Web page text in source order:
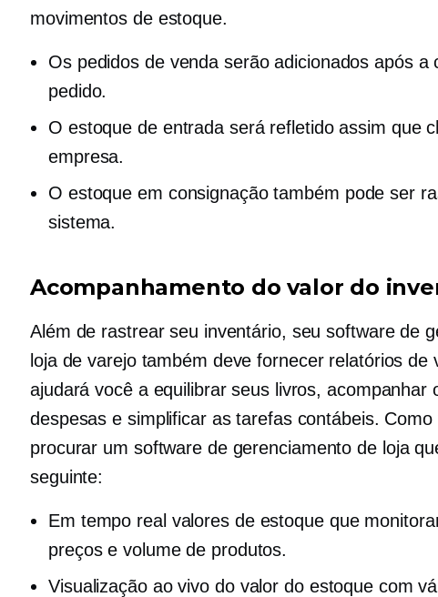
movimentos de estoque.
Os pedidos de venda serão adicionados após a
pedido.
O estoque de entrada será refletido assim que
empresa.
O estoque em consignação também pode ser
sistema.
Acompanhamento do valor do
Além de rastrear seu inventário, seu software de
loja de varejo também deve fornecer relatórios de
ajudará você a equilibrar seus livros, acompanhar
despesas e simplificar as tarefas contábeis.
procurar um software de gerenciamento de loja
seguinte:
Em tempo real valores de estoque que
preços e volume de produtos.
Visualização ao vivo do valor do estoque com